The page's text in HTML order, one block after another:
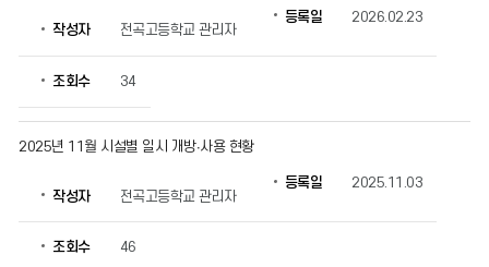
작성자 전곡고등학교 관리자
등록일 2026.02.23
조회수 34
2025년 11월 시설별 일시 개방∙사용 현황
작성자 전곡고등학교 관리자
등록일 2025.11.03
조회수 46